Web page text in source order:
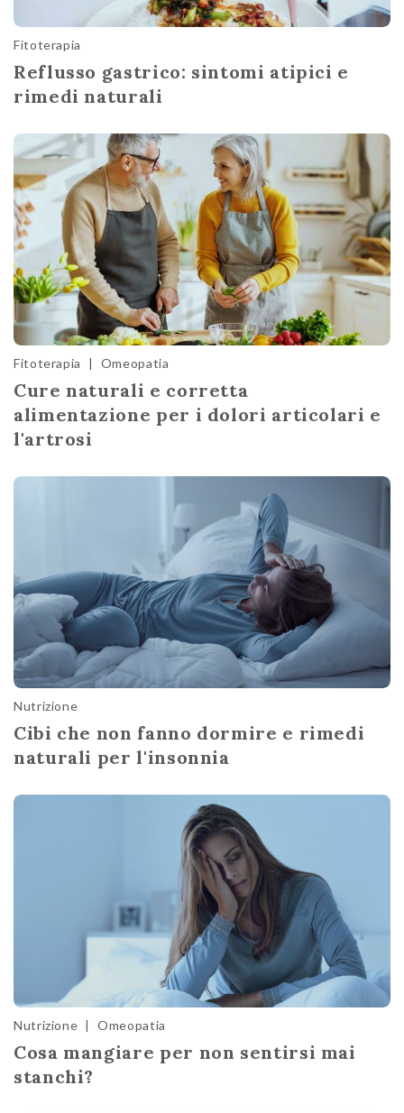
Fitoterapia
Reflusso gastrico: sintomi atipici e
rimedi naturali
Fitoterapia | Omeopatia
Cure naturali e corretta
alimentazione per i dolori articolari e
l'artrosi
Nutrizione
Cibi che non fanno dormire e rimedi
naturali per l'insonnia
Nutrizione | Omeopatia
Cosa mangiare per non sentirsi mai
stanchi?